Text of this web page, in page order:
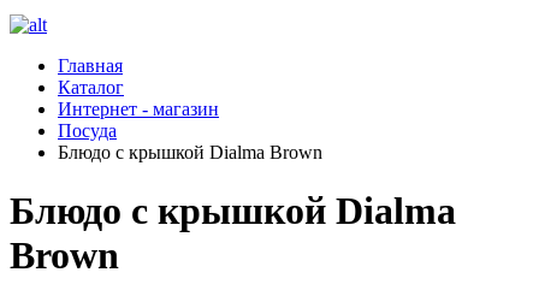
Главная
Каталог
Интернет - магазин
Посуда
Блюдо с крышкой Dialma Brown
Блюдо с крышкой Dialma
Brown